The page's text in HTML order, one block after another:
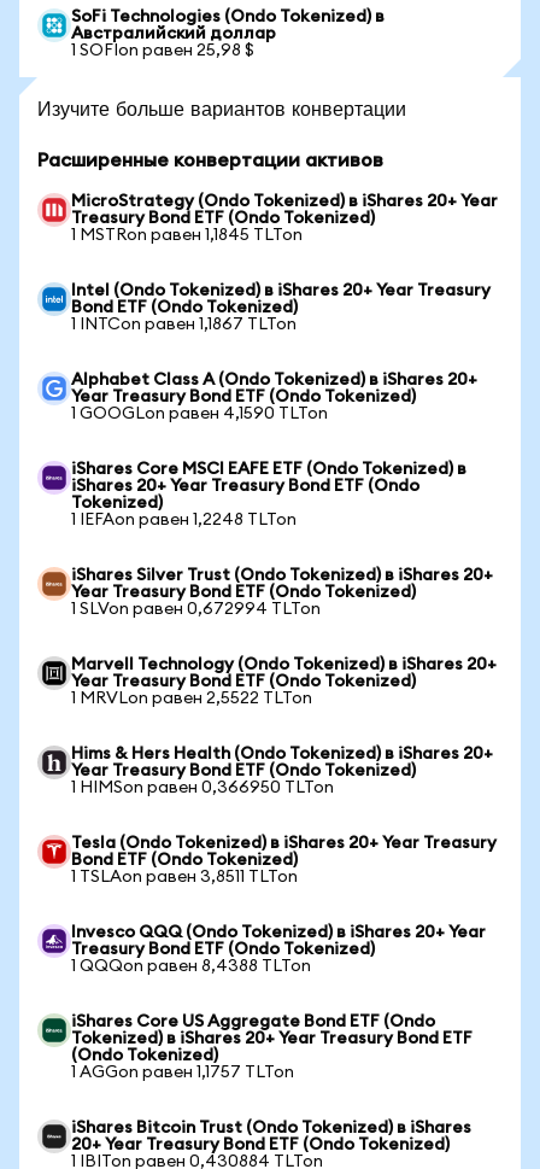
SoFi Technologies (Ondo Tokenized) в
Австралийский доллар
1 SOFIon равен 25,98 $
Изучите больше вариантов конвертации
Расширенные конвертации активов
MicroStrategy (Ondo Tokenized) в iShares 20+ Year
Treasury Bond ETF (Ondo Tokenized)
1 MSTRon равен 1,1845 TLTon
Intel (Ondo Tokenized) в iShares 20+ Year Treasury
Bond ETF (Ondo Tokenized)
1 INTCon равен 1,1867 TLTon
Alphabet Class A (Ondo Tokenized) в iShares 20+
Year Treasury Bond ETF (Ondo Tokenized)
1 GOOGLon равен 4,1590 TLTon
iShares Core MSCI EAFE ETF (Ondo Tokenized) в
iShares 20+ Year Treasury Bond ETF (Ondo
Tokenized)
1 IEFAon равен 1,2248 TLTon
iShares Silver Trust (Ondo Tokenized) в iShares 20+
Year Treasury Bond ETF (Ondo Tokenized)
1 SLVon равен 0,672994 TLTon
Marvell Technology (Ondo Tokenized) в iShares 20+
Year Treasury Bond ETF (Ondo Tokenized)
1 MRVLon равен 2,5522 TLTon
Hims & Hers Health (Ondo Tokenized) в iShares 20+
Year Treasury Bond ETF (Ondo Tokenized)
1 HIMSon равен 0,366950 TLTon
Tesla (Ondo Tokenized) в iShares 20+ Year Treasury
Bond ETF (Ondo Tokenized)
1 TSLAon равен 3,8511 TLTon
Invesco QQQ (Ondo Tokenized) в iShares 20+ Year
Treasury Bond ETF (Ondo Tokenized)
1 QQQon равен 8,4388 TLTon
iShares Core US Aggregate Bond ETF (Ondo
Tokenized) в iShares 20+ Year Treasury Bond ETF
(Ondo Tokenized)
1 AGGon равен 1,1757 TLTon
iShares Bitcoin Trust (Ondo Tokenized) в iShares
20+ Year Treasury Bond ETF (Ondo Tokenized)
1 IBITon равен 0,430884 TLTon